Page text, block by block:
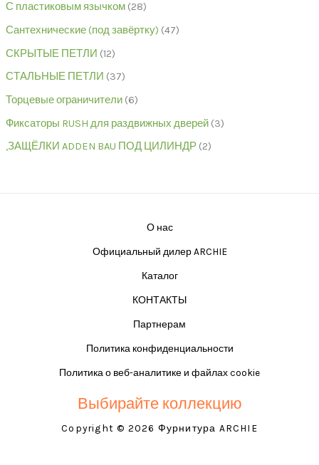
С пластиковым язычком 28
Сантехнические (под завёртку) 47
СКРЫТЫЕ ПЕТЛИ 12
СТАЛЬНЫЕ ПЕТЛИ 37
Торцевые ограничители 6
Фиксаторы RUSH для раздвижных дверей 3
,ЗАЩЁЛКИ ADDEN BAU ПОД ЦИЛИНДР 2
О нас
Официальный дилер ARCHIE
Каталог
КОНТАКТЫ
Партнерам
Политика конфиденциальности
Политика о веб-аналитике и файлах cookie
Выбирайте коллекцию
Copyright © 2026 Фурнитура ARCHIE